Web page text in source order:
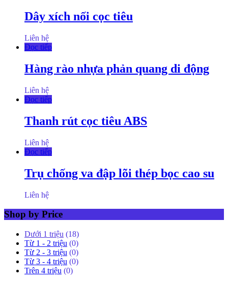
Dây xích nối cọc tiêu
Liên hệ
Đọc tiếp
Hàng rào nhựa phản quang di động
Liên hệ
Đọc tiếp
Thanh rút cọc tiêu ABS
Liên hệ
Đọc tiếp
Trụ chống va đập lõi thép bọc cao su
Liên hệ
Shop by Price
Dưới 1 triệu (18)
Từ 1 - 2 triệu (0)
Từ 2 - 3 triệu (0)
Từ 3 - 4 triệu (0)
Trên 4 triệu (0)